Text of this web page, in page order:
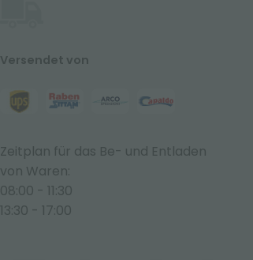
Versendet von
Zeitplan für das Be- und Entladen
von Waren:
08:00 - 11:30
13:30 - 17:00